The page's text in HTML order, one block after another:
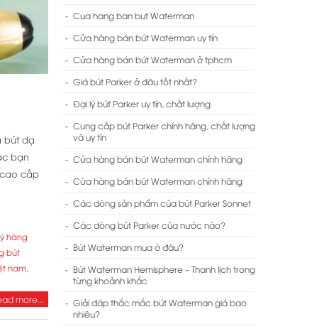
bút dạ
bạn
cấp
hàng
bút
nam
more...
Cua hang ban but Waterman
Cửa hàng bán bút Waterman uy tín
Cửa hàng bán bút Waterman ở tphcm
Giá bút Parker ở đâu tốt nhất?
Đại lý bút Parker uy tín, chất lượng
Cung cấp bút Parker chính hãng, chất lượng
và uy tín
Cửa hàng bán bút Waterman chính hãng
Cửa hàng bán bút Waterman chính hãng
Các dòng sản phẩm của bút Parker Sonnet
Các dòng bút Parker của nước nào?
Bút Waterman mua ở đâu?
Bút Waterman Hemisphere – Thanh lịch trong
từng khoảnh khắc
Giải đáp thắc mắc bút Waterman giá bao
nhiêu?